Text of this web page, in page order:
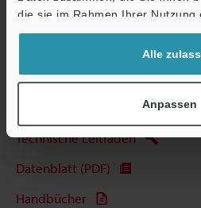
die sie im Rahmen Ihrer Nutzung
haben.
Alle
Anpassen
Broschüre herunterladen
Technische Leitfäden
Datenblatt (PDF)
Handbücher